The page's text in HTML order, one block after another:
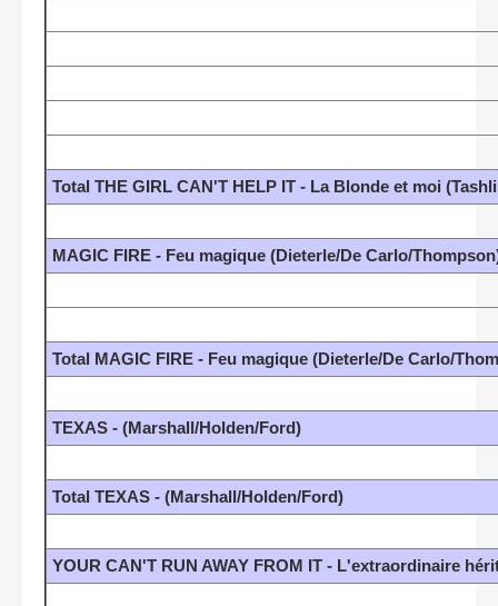
Total THE GIRL CAN'T HELP IT - La Blonde et moi
MAGIC FIRE - Feu magique (Dieterle/De Carlo/
Total MAGIC FIRE - Feu magique (Dieterle/De Carlo/
TEXAS - (Marshall/Holden/Ford)
Total TEXAS - (Marshall/Holden/Ford)
YOUR CAN'T RUN AWAY FROM IT - L'extraordinaire